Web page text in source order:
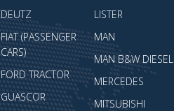
DEUTZ
FIAT (PASSENGER
CARS)
FORD TRACTOR
GUASCOR
LISTER
MAN
MAN B&W DIESEL
MERCEDES
MITSUBISHI